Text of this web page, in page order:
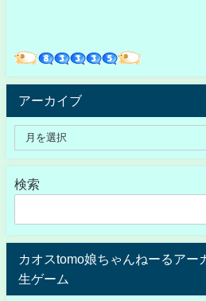
アーカイブ
検索
カオスtomo娘ちゃんねーるアー
生ゲーム